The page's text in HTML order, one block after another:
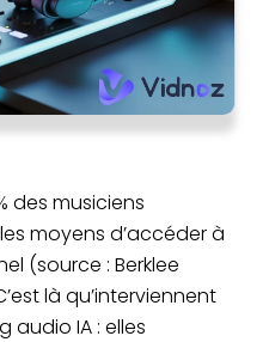
des musiciens
moyens d’accéder à
(source : Berklee
là qu’interviennent
audio IA : elles